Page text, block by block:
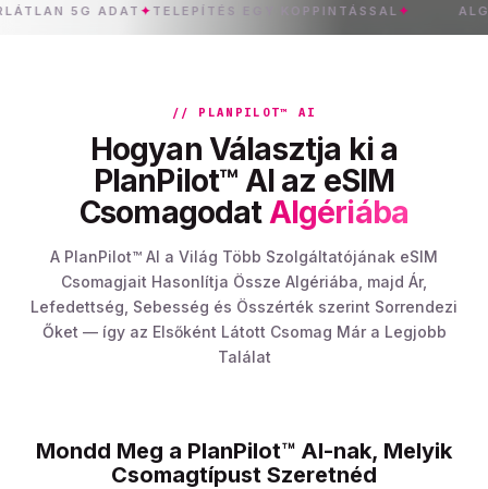
5G ADAT ✦TELEPÍTÉS EGY KOPPINTÁSSAL✦ ALGÉRIA
// PLANPILOT™ AI
Hogyan Választja ki a
PlanPilot™ AI az eSIM
CsomagodatAlgériába
A PlanPilot™ AI a Világ Több Szolgáltatójának eSIM
Csomagjait Hasonlítja Össze Algériába, majd Ár,
Lefedettség, Sebesség és Összérték szerint Sorrendezi
Őket — így az Elsőként Látott Csomag Már a Legjobb
Találat
Mondd Meg a PlanPilot™ AI-nak, Melyik
Csomagtípust Szeretnéd